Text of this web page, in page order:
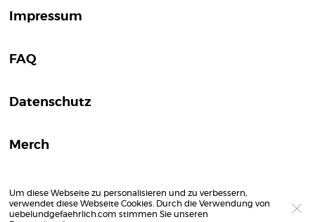
Impressum
FAQ
Datenschutz
Merch
Um diese Webseite zu personalisieren und zu verbessern,
verwendet diese Webseite Cookies. Durch die Verwendung von
uebelundgefaehrlich.com stimmen Sie unseren